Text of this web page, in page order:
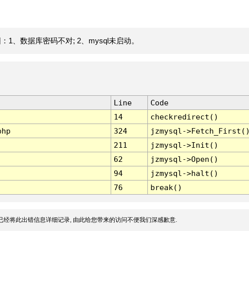
1、数据库密码不对; 2、mysql未启动。
Line
Code
14
checkredirect()
324
jzmysql-
211
jzmysql->Init()
62
jzmysql->Open()
94
jzmysql->halt()
76 break()
经将此出错信息详细记录, 由此给您带来的访问不便我们深感歉意.